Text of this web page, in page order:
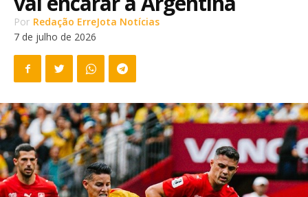
Por Redação ErreJota Notícias
7 de julho de 2026